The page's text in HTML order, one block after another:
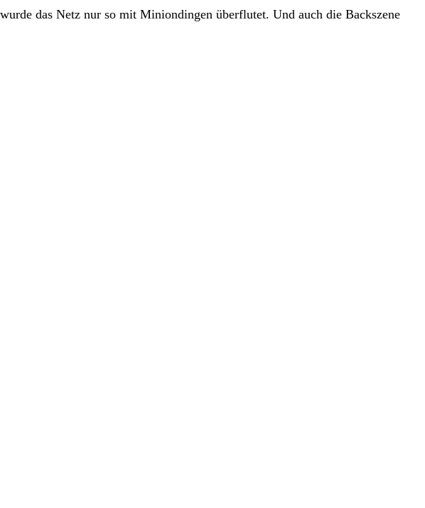
das Netz nur so mit Miniondingen überflutet. Und auch die Backszene